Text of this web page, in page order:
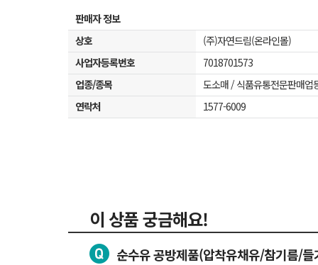
판매자 정보
상호
(주)자연드림(온라인몰)
사업자등록번호
7018701573
업종/종목
도소매 / 식품유통전문판매업
연락처
1577-6009
이 상품 궁금해요!
순수유 공방제품(압착유채유/참기름/